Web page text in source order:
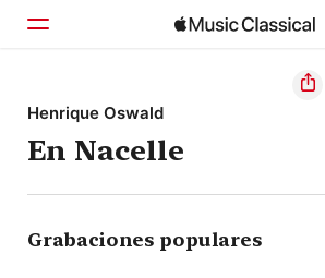
Inicio
Explorar
Buscar
Henrique Oswald
En Nacelle
Grabaciones populares